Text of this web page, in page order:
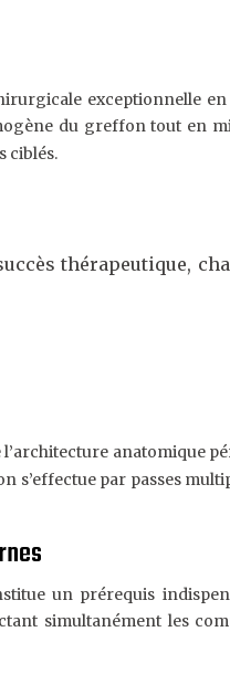
exceptionnelle
du greffon tout en
ciblés.
thérapeutique,
anatomique
par passes
un prérequis
simultanément les